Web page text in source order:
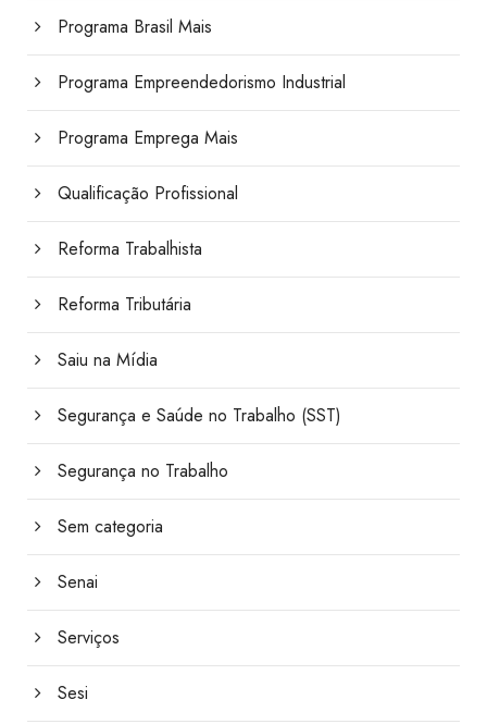
Programa Brasil Mais
Programa Empreendedorismo Industrial
Programa Emprega Mais
Qualificação Profissional
Reforma Trabalhista
Reforma Tributária
Saiu na Mídia
Segurança e Saúde no Trabalho (SST)
Segurança no Trabalho
Sem categoria
Senai
Serviços
Sesi